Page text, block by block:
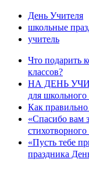
День Учителя
школьные
учитель
Что подарить
классов?
НА ДЕНЬ
для школьного
Как
«Спасибо вам
«Пусть тебе
праздника